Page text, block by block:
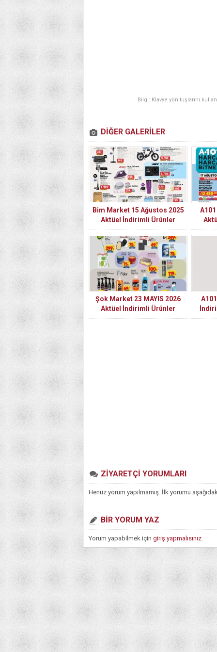
Bilgi: Klavye yön tuşlarını
DİĞER GALERİLER
Bim Market 15 Ağustos 2025
Aktüel İndirimli Ürünler
Kataloğu
Şok Market 23 MAYIS 2026
Aktüel İndirimli Ürünler
Kataloğu
ZİYARETÇİ YORUMLARI
Henüz yorum yapılmamış. İlk yorumu
BİR YORUM YAZ
Yorum yapabilmek için giriş yapmalısınız